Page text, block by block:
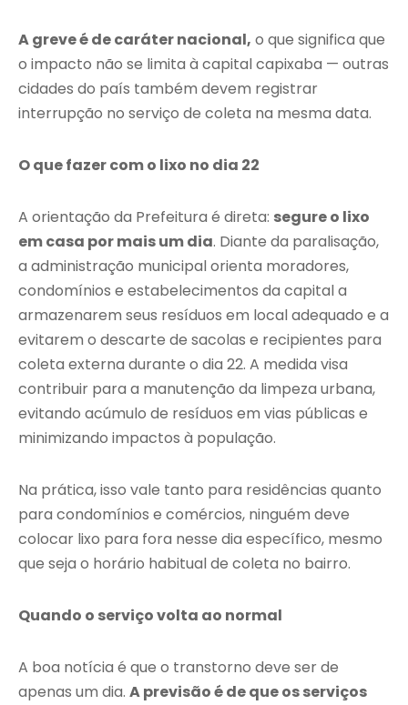
A greve é de caráter nacional, o que significa que
o impacto não se limita à capital capixaba — outras
cidades do país também devem registrar
interrupção no serviço de coleta na mesma data.
O que fazer com o lixo no dia 22
A orientação da Prefeitura é direta: segure o lixo
em casa por mais um dia. Diante da paralisação,
a administração municipal orienta moradores,
condomínios e estabelecimentos da capital a
armazenarem seus resíduos em local adequado e a
evitarem o descarte de sacolas e recipientes para
coleta externa durante o dia 22. A medida visa
contribuir para a manutenção da limpeza urbana,
evitando acúmulo de resíduos em vias públicas e
minimizando impactos à população.
Na prática, isso vale tanto para residências quanto
para condomínios e comércios, ninguém deve
colocar lixo para fora nesse dia específico, mesmo
que seja o horário habitual de coleta no bairro.
Quando o serviço volta ao normal
A boa notícia é que o transtorno deve ser de
apenas um dia. A previsão é de que os serviços